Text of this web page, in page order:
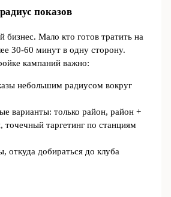
показов
бизнес. Мало кто готов тратить на
30-60 минут в одну сторону.
кампаний важно:
небольшим радиусом вокруг
варианты: только район, район +
точечный таргетинг по станциям
откуда добираться до клуба